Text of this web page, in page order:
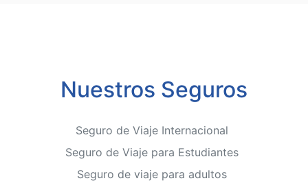
Nuestros Seguros
Seguro de Viaje Internacional
Seguro de Viaje para Estudiantes
Seguro de viaje para adultos